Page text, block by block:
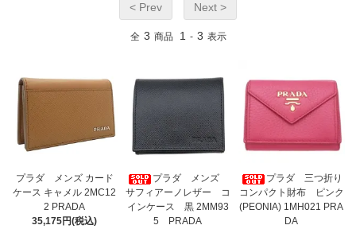
< Prev Next >
全 3 商品 1 - 3 表示
プラダ メンズ カード
ケース キャメル 2MC12
2 PRADA
35,175円(税込)
プラダ メンズ
サフィアーノレザー コ
インケース 黒 2MM93
5 PRADA
プラダ 三つ折り
コンパクト財布 ピンク
(PEONIA) 1MH021 PRA
DA